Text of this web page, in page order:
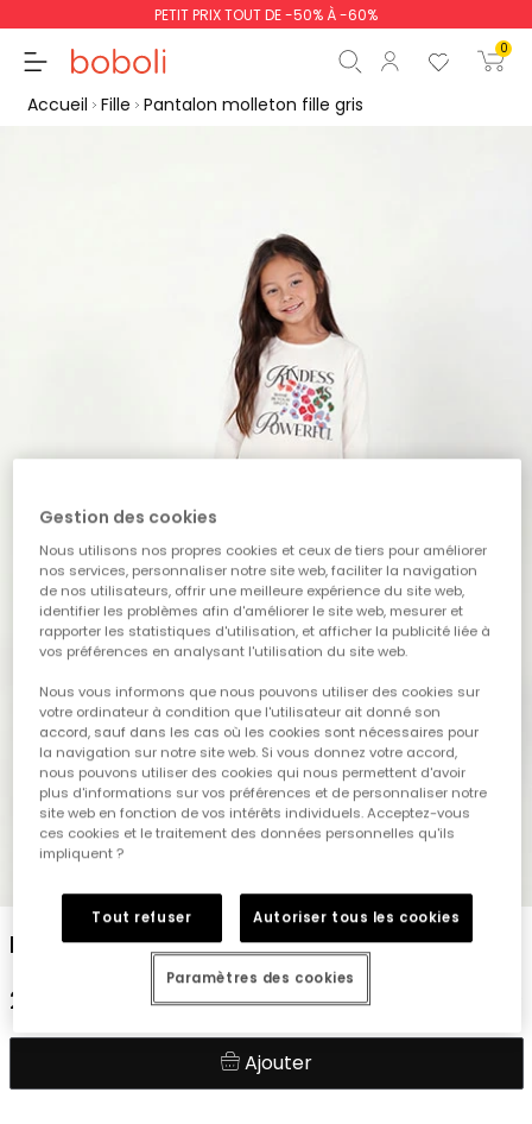
PETIT PRIX TOUT DE -50% À -60%
0
Commencer la
Accueil Fille Pantalon molleton fille gris
Pantalon molleton fille gris
23,95 €
Ajouter
Gestion des cookies
Nous utilisons nos propres cookies et ceux de tiers pour améliorer
nos services, personnaliser notre site web, faciliter la navigation
de nos utilisateurs, offrir une meilleure expérience du site web,
identifier les problèmes afin d'améliorer le site web, mesurer et
rapporter les statistiques d'utilisation, et afficher la publicité liée à
vos préférences en analysant l'utilisation du site web.
Nous vous informons que nous pouvons utiliser des cookies sur
votre ordinateur à condition que l'utilisateur ait donné son
accord, sauf dans les cas où les cookies sont nécessaires pour
la navigation sur notre site web. Si vous donnez votre accord,
nous pouvons utiliser des cookies qui nous permettent d'avoir
plus d'informations sur vos préférences et de personnaliser notre
site web en fonction de vos intérêts individuels. Acceptez-vous
ces cookies et le traitement des données personnelles qu'ils
impliquent ?
Tout refuser Autoriser tous les cookies
Paramètres des cookies